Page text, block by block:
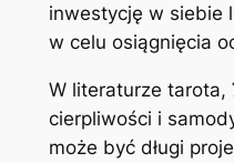
inwestycję w siebie
w celu osiągnięcia
W literaturze tarota,
cierpliwości i
może być długi